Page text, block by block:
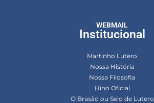
WEBMAIL
Institucional
Martinho Lutero
Nossa História
Nossa Filosofia
Hino Oficial
O Brasão ou Selo de Lutero